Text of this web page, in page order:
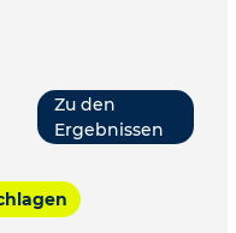
Zu den
Ergebnissen